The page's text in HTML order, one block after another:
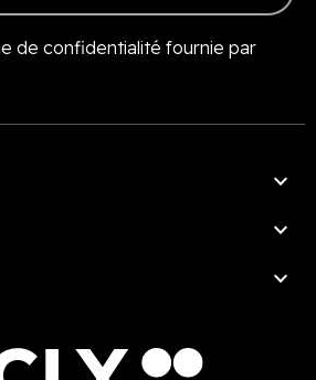
de confidentialité fournie par


